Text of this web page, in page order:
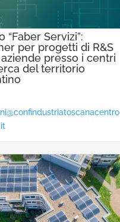
“Faber Servizi”:
per progetti di R&S
presso i centri
del territorio